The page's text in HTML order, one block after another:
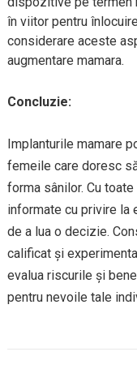
în viitor pentru
considerare aceste
augmentare mamara.
Concluzie:
Implanturile mamare
femeile care doresc
forma sânilor. Cu
informate cu privire la
de a lua o decizie.
calificat și
evalua riscurile și
pentru nevoile tale